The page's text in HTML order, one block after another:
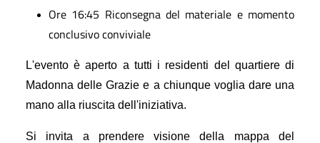
Ore 16:45 Riconsegna del materiale e momento
conclusivo conviviale
L'evento è aperto a tutti i residenti del quartiere di
Madonna delle Grazie e a chiunque voglia dare una
mano alla riuscita dell'iniziativa.
Si invita a prendere visione della mappa del